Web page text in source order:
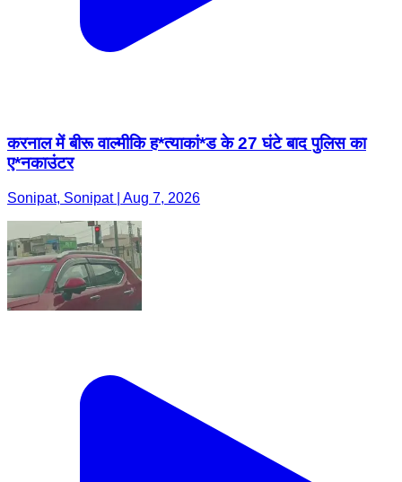
करनाल में बीरू वाल्मीकि ह*त्याकां*ड के 27 घंटे बाद पुलिस का
ए*नकाउंटर
Sonipat, Sonipat | Aug 7, 2026